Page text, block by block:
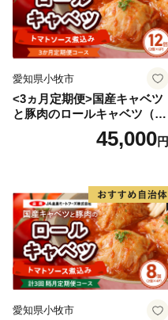
愛知県小牧市
<3ヵ月定期便>国産キャベツ
と豚肉のロールキャベツ（6P
45,000円
愛知県小牧市